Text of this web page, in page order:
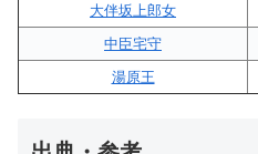
大伴坂上郎女
中臣宅守
湯原王